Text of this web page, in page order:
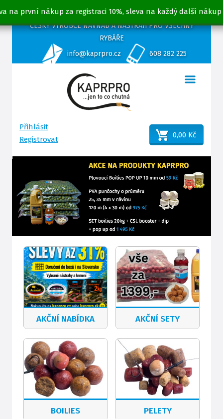
na první nákup za registraci 10%, sleva na každý další nákup
ČESKÝ VÝROBCE NÁVNAD A NÁSTRAH PRO VŠECHNY
RYBÁŘE
info@kaprpro.cz
608 282 225
Přihlásit
Registrovat
0,00 Kč
AKČNÍ NABÍDKA AKČNÍ SETY
BOILIES PELETY